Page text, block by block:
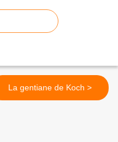
La gentiane de Koch >